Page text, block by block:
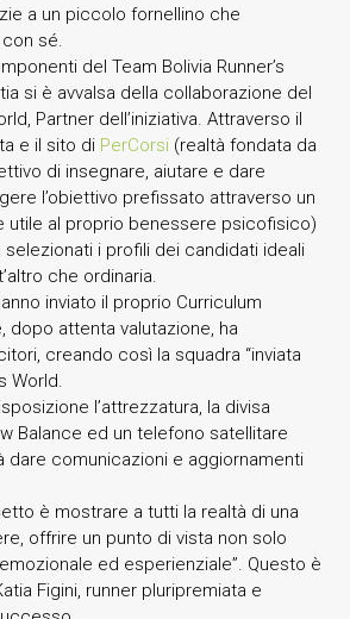
a un piccolo fornellino che
sé.
del Team Bolivia Runner’s
si è avvalsa della collaborazione del
Partner dell’iniziativa. Attraverso il
e il sito di PerCorsi (realtà fondata da
di insegnare, aiutare e dare
l’obiettivo prefissato attraverso un
utile al proprio benessere psicofisico)
i profili dei candidati ideali
che ordinaria.
inviato il proprio Curriculum
dopo attenta valutazione, ha
creando così la squadra “inviata
World.
l’attrezzatura, la divisa
Balance ed un telefono satellitare
dare comunicazioni e aggiornamenti
è mostrare a tutti la realtà di una
offrire un punto di vista non solo
ed esperienziale”. Questo è
Figini, runner pluripremiata e